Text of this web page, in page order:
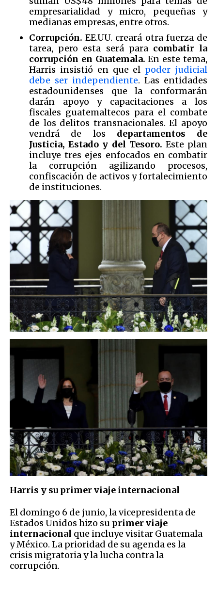
empresarialidad y micro, pequeñas y
medianas empresas, entre otros.
Corrupción. EE.UU. creará otra fuerza de
tarea, pero esta será para combatir la
corrupción en Guatemala.En este tema,
Harris insistió en que el poder judicial
debe ser independiente. Las entidades
estadounidenses que la conformarán
darán apoyo y capacitaciones a los
fiscales guatemaltecos para el combate
de los delitos transnacionales. El apoyo
vendrá de los departamentos de
Justicia, Estado y del Tesoro. Este plan
incluye tres ejes enfocados en combatir
la corrupción agilizando procesos,
confiscación de activos y fortalecimiento
de instituciones.
Harris y su primer viaje internacional
El domingo 6 de junio, la vicepresidenta de
Estados Unidos hizo su primer viaje
internacional que incluye visitar Guatemala
y México. La prioridad de su agenda es la
crisis migratoria y la lucha contra la
corrupción.